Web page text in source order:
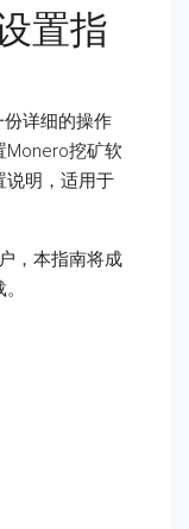
置指
份详细的操作
Monero挖矿软
说明，适用于
，本指南将成